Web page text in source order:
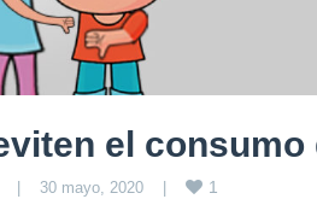
el consumo
| 30 mayo, 2020 | 1